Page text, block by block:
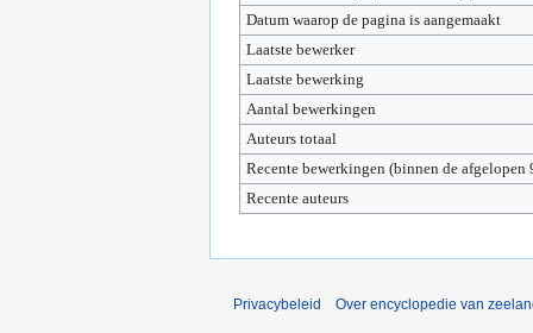
Datum waarop de pagina is aangemaakt
Laatste bewerker
Laatste bewerking
Aantal bewerkingen
Auteurs totaal
Recente bewerkingen (binnen de afgelopen
Recente auteurs
Privacybeleid Over encyclopedie van